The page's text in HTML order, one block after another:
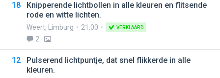
18
Knipperende lichtbollen in alle kleuren en flitsende
rode en witte lichten.
Weert, Limburg 21:00 VERKLAARD
2
12
Pulserend lichtpuntje, dat snel flikkerde in alle
kleuren.